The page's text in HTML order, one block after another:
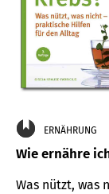
ERNÄHRUNG
Wie ernähre
Was nützt, was